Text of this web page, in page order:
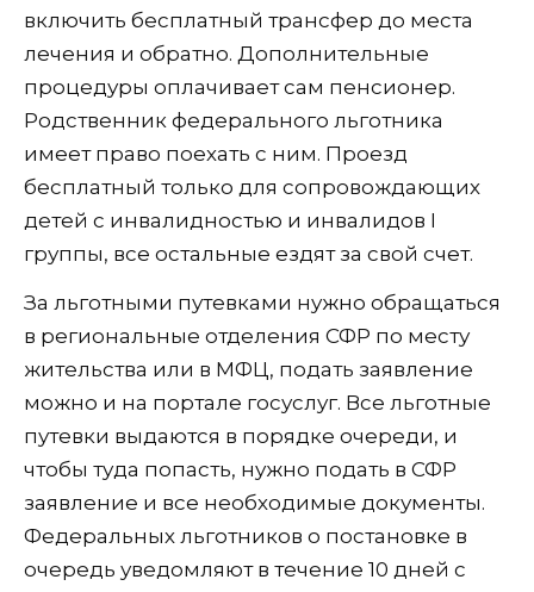
включить бесплатный трансфер до места
лечения и обратно. Дополнительные
процедуры оплачивает сам пенсионер.
Родственник федерального льготника
имеет право поехать с ним. Проезд
бесплатный только для сопровождающих
детей с инвалидностью и инвалидов I
группы, все остальные ездят за свой счет.
За льготными путевками нужно обращаться
в региональные отделения СФР по месту
жительства или в МФЦ, подать заявление
можно и на портале госуслуг. Все льготные
путевки выдаются в порядке очереди, и
чтобы туда попасть, нужно подать в СФР
заявление и все необходимые документы.
Федеральных льготников о постановке в
очередь уведомляют в течение 10 дней с